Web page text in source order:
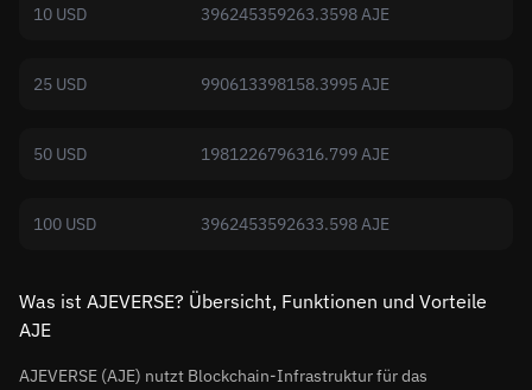
10 USD 396245359263.3598 AJE
25 USD 990613398158.3995 AJE
50 USD 1981226796316.799 AJE
100 USD 3962453592633.598 AJE
Was ist AJEVERSE? Übersicht, Funktionen und Vorteile
AJE
AJEVERSE (AJE) nutzt Blockchain-Infrastruktur für das